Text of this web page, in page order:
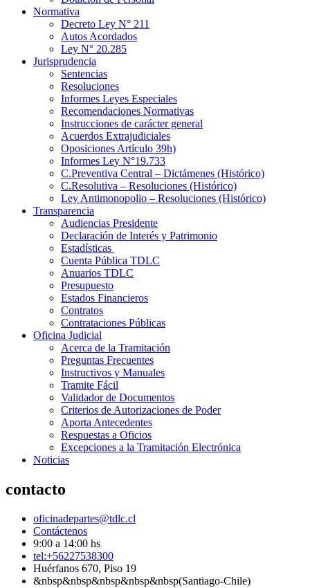
Normativa
Decreto Ley N° 211
Autos Acordados
Ley N° 20.285
Jurisprudencia
Sentencias
Resoluciones
Informes Leyes Especiales
Recomendaciones Normativas
Instrucciones de carácter general
Acuerdos Extrajudiciales
Oposiciones Artículo 39h)
Informes Ley N°19.733
C.Preventiva Central – Dictámenes (Histórico)
C.Resolutiva – Resoluciones (Histórico)
Ley Antimonopolio – Resoluciones (Histórico)
Transparencia
Audiencias Presidente
Declaración de Interés y Patrimonio
Estadísticas
Cuenta Pública TDLC
Anuarios TDLC
Presupuesto
Estados Financieros
Contratos
Contrataciones Públicas
Oficina Judicial
Acerca de la Tramitación
Preguntas Frecuentes
Instructivos y Manuales
Tramite Fácil
Validador de Documentos
Criterios de Autorizaciones de Poder
Aporta Antecedentes
Respuestas a Oficios
Excepciones a la Tramitación Electrónica
Noticias
contacto
oficinadepartes@tdlc.cl
Contáctenos
9:00 a 14:00 hs
tel:+56227538300
Huérfanos 670, Piso 19
&nbsp&nbsp&nbsp&nbsp&nbsp(Santiago-Chile)